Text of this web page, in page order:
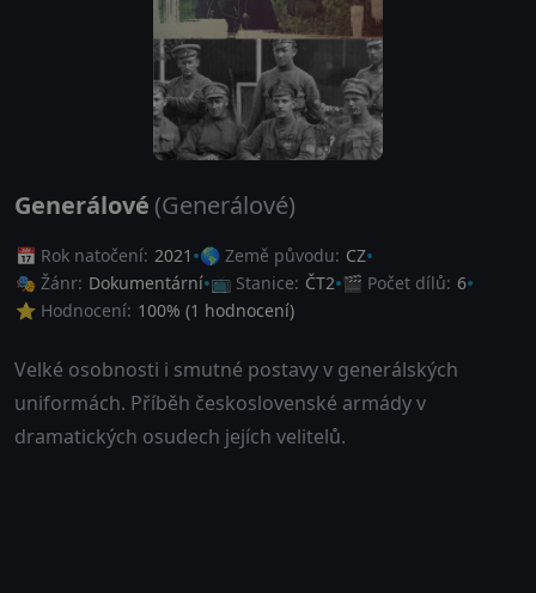
Generálové (Generálové)
📅 Rok natočení: 2021 🌎 Země původu: CZ
🎭 Žánr: Dokumentární 📺 Stanice: ČT2 🎬 Počet dílů: 6
⭐ Hodnocení: 100% (1 hodnocení)
Velké osobnosti i smutné postavy v generálských
uniformách. Příběh československé armády v
dramatických osudech jejích velitelů.